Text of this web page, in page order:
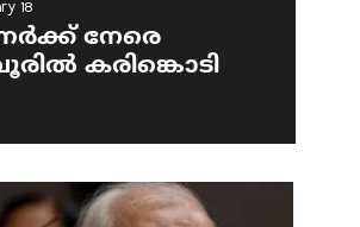
18
നേരെ
കരിങ്കൊടി